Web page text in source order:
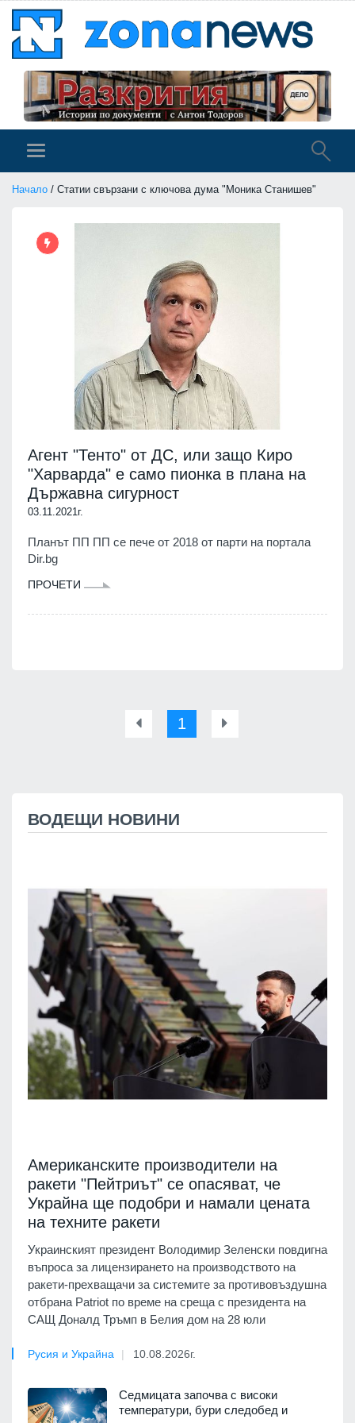
Начало / Статии свързани с ключова дума "Моника Станишев"
Агент "Тенто" от ДС, или защо Киро
"Харварда" е само пионка в плана на
Държавна сигурност
03.11.2021г.
Планът ПП ПП се пече от 2018 от парти на портала
Dir.bg
ПРОЧЕТИ
1
ВОДЕЩИ НОВИНИ
Американските производители на
ракети "Пейтриът" се опасяват, че
Украйна ще подобри и намали цената
на техните ракети
Украинският президент Володимир Зеленски повдигна
въпроса за лицензирането на производството на
ракети-прехващачи за системите за противовъздушна
отбрана Patriot по време на среща с президента на
САЩ Доналд Тръмп в Белия дом на 28 юли
Русия и Украйна 10.08.2026г.
Седмицата започва с високи
температури, бури следобед и